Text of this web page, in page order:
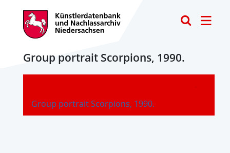
Group portrait Scorpions, 1990.
Group portrait Scorpions, 1990.
-